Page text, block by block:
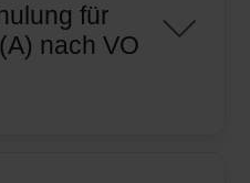
für
nach VO